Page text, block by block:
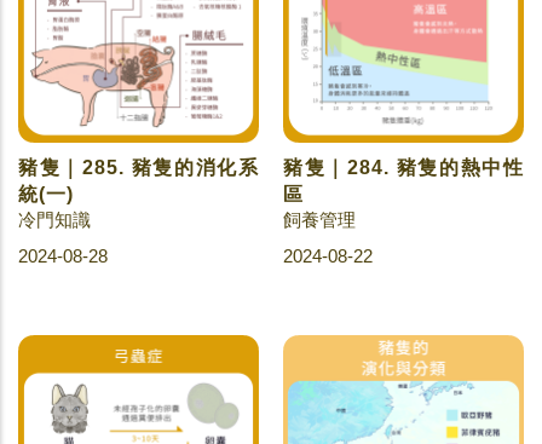
豬隻｜285. 豬隻的消化系
統(一)
冷門知識
2024-08-28
豬隻｜284. 豬隻的熱中性
區
飼養管理
2024-08-22